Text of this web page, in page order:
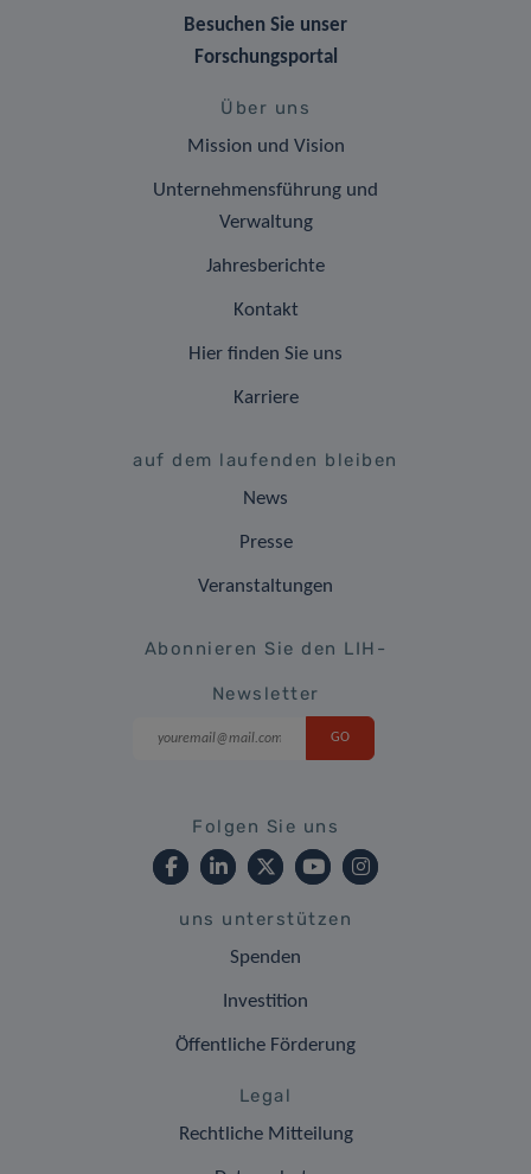
Besuchen Sie unser
Forschungsportal
Über uns
Mission und Vision
Unternehmensführung und
Verwaltung
Jahresberichte
Kontakt
Hier finden Sie uns
Karriere
auf dem laufenden bleiben
News
Presse
Veranstaltungen
Abonnieren Sie den LIH-
Newsletter
Folgen Sie uns
uns unterstützen
Spenden
Investition
Öffentliche Förderung
Legal
Rechtliche Mitteilung